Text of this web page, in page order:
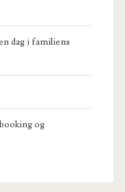
dag i familiens
og